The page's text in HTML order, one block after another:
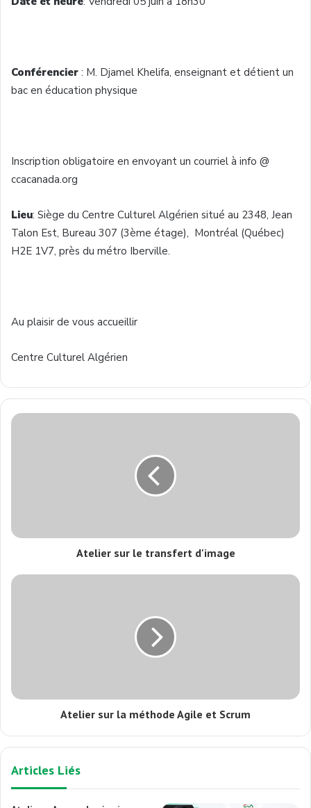
Conférencier : M. Djamel Khelifa, enseignant et détient un
bac en éducation physique
Inscription obligatoire en envoyant un courriel à info @
ccacanada.org
Lieu: Siège du Centre Culturel Algérien situé au 2348, Jean
Talon Est, Bureau 307 (3ème étage), Montréal (Québec)
H2E 1V7, près du métro Iberville.
Au plaisir de vous accueillir
Centre Culturel Algérien
Atelier sur le transfert d'image
Atelier sur la méthode Agile et Scrum
Articles Liés